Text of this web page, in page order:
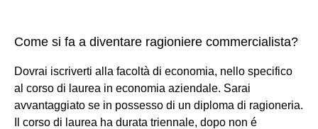
Come si fa a diventare ragioniere commercialista?
Dovrai iscriverti alla facoltà di economia, nello specifico
al corso di laurea in economia aziendale. Sarai
avvantaggiato se in possesso di un diploma di ragioneria.
Il corso di laurea ha durata triennale, dopo non é